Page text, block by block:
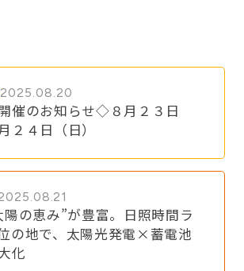
2025.08.20
催のお知らせ◇８月２３日
２４日（日）
陽の恵み”が豊富。日照時間ラ
の地で、太陽光発電×蓄電池
化